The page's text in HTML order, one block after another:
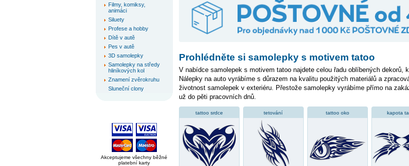
Filmy, komiksy,
animáci
Siluety
Profese a hobby
Dítě v autě
Pes v autě
3D samolepky
Samolepky na středy
hliníkových kol
Znamení zvěrokruhu
Sluneční clony
Akceptujeme všechny běžné
platební karty
Prohlédněte si samolepky s motivem tatoo
V nabídce samolepek s motivem tatoo najdete celou řadu oblíbených dekorů,
Nálepky na auto vyrábíme s důrazem na kvalitu použitých materiálů a
životnost samolepek v exteriéru. Přestože samolepky vyrábíme přímo na
už do pěti pracovních dnů.
tattoo srdce tetování tattoo oko kapota